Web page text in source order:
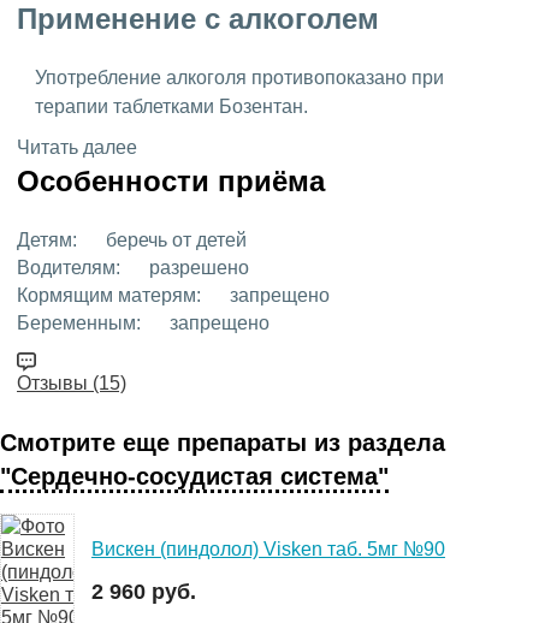
Применение с алкоголем
Употребление алкоголя противопоказано при
терапии таблетками Бозентан.
Читать далее
Особенности приёма
Детям:
беречь от детей
Водителям:
разрешено
Кормящим матерям:
запрещено
Беременным:
запрещено
Отзывы (15)
Смотрите еще препараты из раздела
"Сердечно-сосудистая система"
Вискен (пиндолол) Visken таб. 5мг №90
2 960 руб.